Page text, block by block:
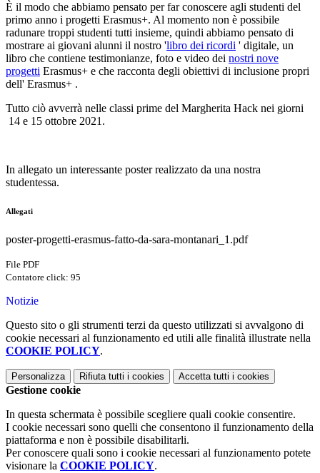
È il modo che abbiamo pensato per far conoscere agli studenti del
primo anno i progetti Erasmus+. Al momento non è possibile
radunare troppi studenti tutti insieme, quindi abbiamo pensato di
mostrare ai giovani alunni il nostro 'libro dei ricordi ' digitale, un
libro che contiene testimonianze, foto e video dei nostri nove
progetti Erasmus+ e che racconta degli obiettivi di inclusione propri
dell' Erasmus+ .
Tutto ciò avverrà nelle classi prime del Margherita Hack nei giorni
14 e 15 ottobre 2021 .
In allegato un interessante poster realizzato da una nostra
studentessa.
Allegati
poster-progetti-erasmus-fatto-da-sara-montanari_1.pdf
File PDF
Contatore click: 95
Notizie
Questo sito o gli strumenti terzi da questo utilizzati si avvalgono di
cookie necessari al funzionamento ed utili alle finalità illustrate nella
COOKIE POLICY.
Personalizza Rifiuta tutti i cookies Accetta tutti i cookies
Gestione cookie
In questa schermata è possibile scegliere quali cookie consentire.
I cookie necessari sono quelli che consentono il funzionamento della
piattaforma e non è possibile disabilitarli.
Per conoscere quali sono i cookie necessari al funzionamento potete
visionare la COOKIE POLICY.